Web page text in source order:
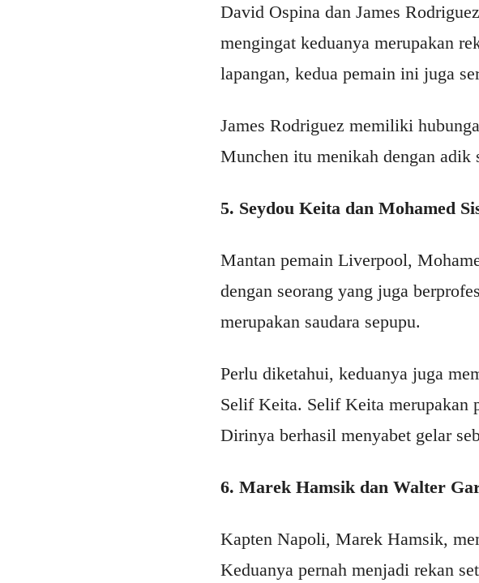
David Ospina dan James
mengingat keduanya merupakan
lapangan, kedua pemain ini juga
James Rodriguez memiliki
Munchen itu menikah dengan adik
5. Seydou Keita dan Mohamed
Mantan pemain Liverpool,
dengan seorang yang juga
merupakan saudara sepupu.
Perlu diketahui, keduanya juga
Selif Keita. Selif Keita merupakan
Dirinya berhasil menyabet gelar
6. Marek Hamsik dan Walter
Kapten Napoli, Marek Hamsik,
Keduanya pernah menjadi rekan